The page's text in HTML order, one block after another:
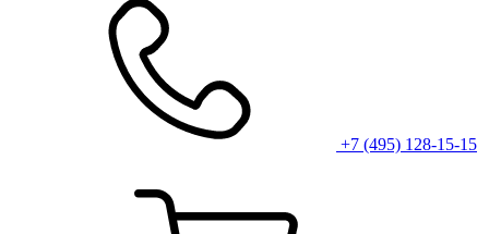
+7 (495) 128-15-15